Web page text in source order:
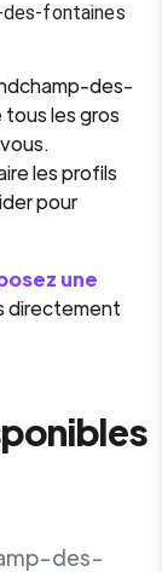
des-fontaines
des-
les gros
les profils
pour
une
directement
des-